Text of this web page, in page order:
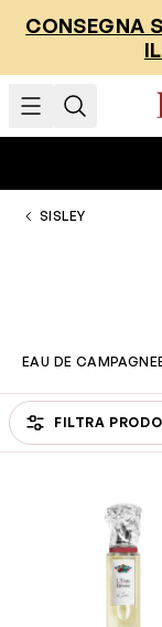
CONSEGNA
SISLEY
EAU DE CAMPAGNE
FILTRA
Passa